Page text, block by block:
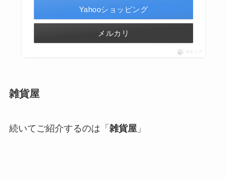
Yahooショッピング
メルカリ
ポチップ
雑貨屋
続いてご紹介するのは「 雑貨屋」